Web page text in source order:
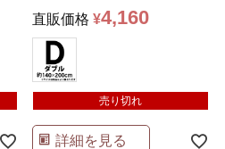
直販価格 ¥4,160
売り切れ
詳細を見る